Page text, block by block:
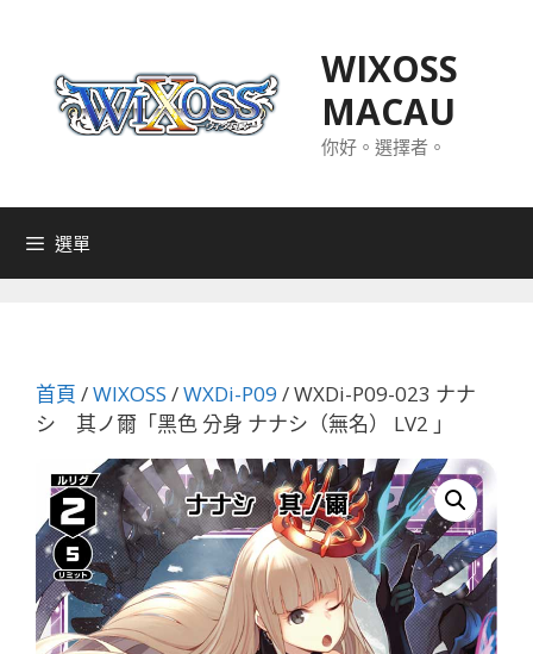
WIXOSS
MACAU
你好。選擇者。
選單
首頁 /WIXOSS /WXDi-P09 / WXDi-P09-023 ナナ
シ 其ノ爾「黑色 分身 ナナシ（無名） LV2 」